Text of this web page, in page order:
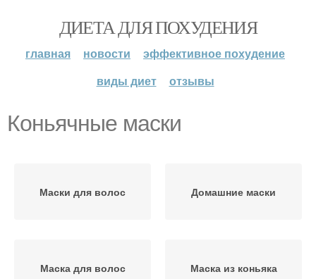
ДИЕТА ДЛЯ ПОХУДЕНИЯ
главная новости
эффективное похудение
виды диет
отзывы
Коньячные маски
Маски для волос Домашние маски
Маска для волос Маска из коньяка